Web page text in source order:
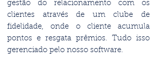
gestão do relacionamento com os
clientes através de um clube de
fidelidade, onde o cliente acumula
pontos e resgata prêmios. Tudo isso
gerenciado pelo nosso software.